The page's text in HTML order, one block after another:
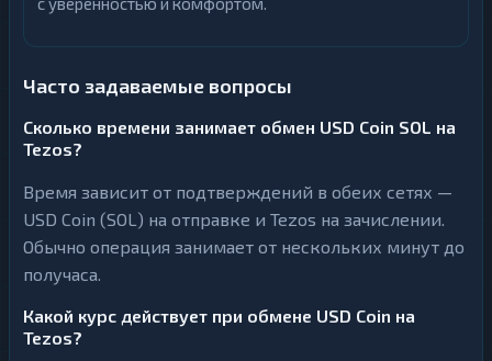
Часто задаваемые вопросы
Сколько времени занимает обмен USD Coin SOL на
Tezos?
Время зависит от подтверждений в обеих сетях —
USD Coin (SOL) на отправке и Tezos на зачислении.
Обычно операция занимает от нескольких минут до
получаса.
Какой курс действует при обмене USD Coin на
Tezos?